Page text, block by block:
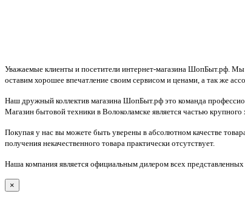
Уважаемые клиенты и посетители интернет-магазина ШопБыт.рф. Мы
оставим хорошее впечатление своим сервисом и ценами, а так же
Наш дружный коллектив магазина ШопБыт.рф это команда
Магазин бытовой техники в Волоколамске является частью
Покупая у нас вы можете быть уверены в абсолютном качестве
получения некачественного товара практически отсутствует.
Наша компания является официальным дилером всех
×